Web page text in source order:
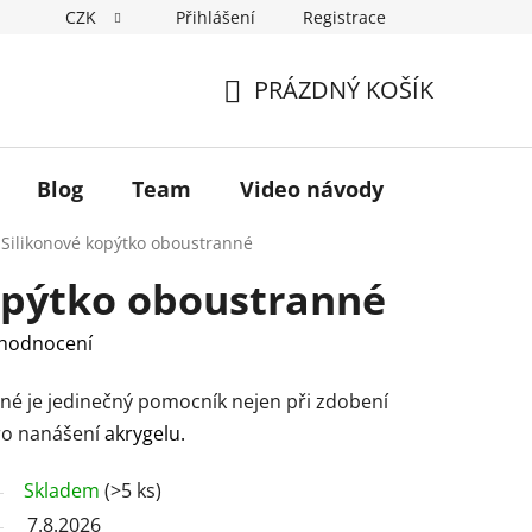
Hodnocení obchodu Podmínky ochrany osobních údajů
CZK Přihlášení Registrace
KOŠÍK
PRÁZDNÝ KOŠÍK
Blog Team Video návody
Silikonové kopýtko oboustranné
oboustranné
je jedinečný pomocník nejen při zdobení
nanášeníakrygelu.
Skladem (>5 ks)
7.8.2026